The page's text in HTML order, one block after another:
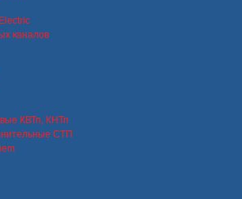
каналов
КВТп, КНТп
СТП